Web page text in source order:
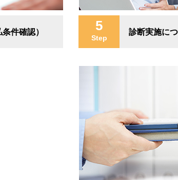
件確認） 5
Step
診断実施に